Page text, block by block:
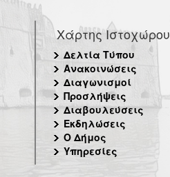
Χάρτης Ιστοχώρου
Δελτία Τύπου
Ανακοινώσεις
Διαγωνισμοί
Προσλήψεις
Διαβουλεύσεις
Εκδηλώσεις
Ο Δήμος
Υπηρεσίες